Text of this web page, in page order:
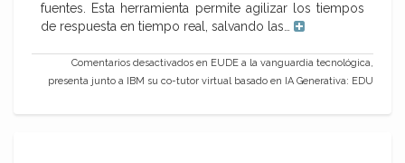
fuentes. Esta herramienta permite agilizar los tiempos
de respuesta en tiempo real, salvando las…
Comentarios desactivados en EUDE a la vanguardia tecnológica,
presenta junto a IBM su co-tutor virtual basado en IA Generativa: EDU